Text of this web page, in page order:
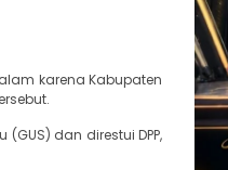
karena Kabupaten
dan direstui DPP,